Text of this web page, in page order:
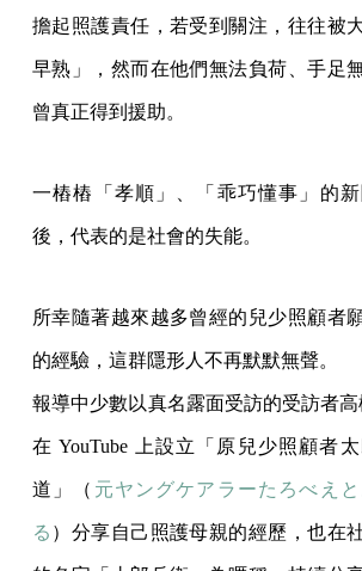
擔起照護責任，若受到關注，往往被
早熟」，然而在他們無法負荷、手足
曾真正得到援助。
一樁樁「孝順」、「乖巧懂事」的
後，代表的是社會的失能。
所幸隨著越來越多曾經的兒少照顧者
的經驗，這群隱形人不再默默無聲。
報導中少數以真名露面受訪的受訪者高
在 YouTube 上設立「原兒少照顧者
道」（ 元ヤングケアラーたろべえ
る ）分享自己照護母親的經歷，也在